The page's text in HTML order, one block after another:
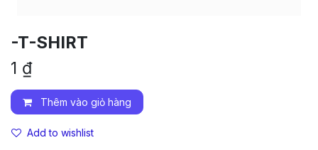
-T-SHIRT
1 ₫
Thêm vào giỏ hàng
Add to wishlist